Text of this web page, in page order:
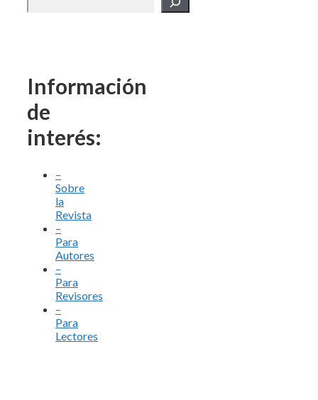
Información
de
interés:
–
Sobre
la
Revista
–
Para
Autores
–
Para
Revisores
–
Para
Lectores